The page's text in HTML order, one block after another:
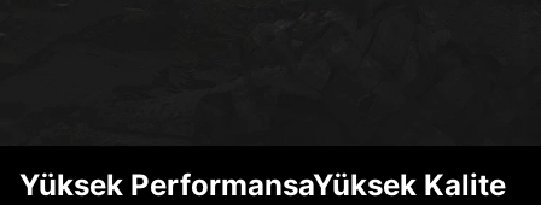
Yüksek PerformansaYüksek Kalite